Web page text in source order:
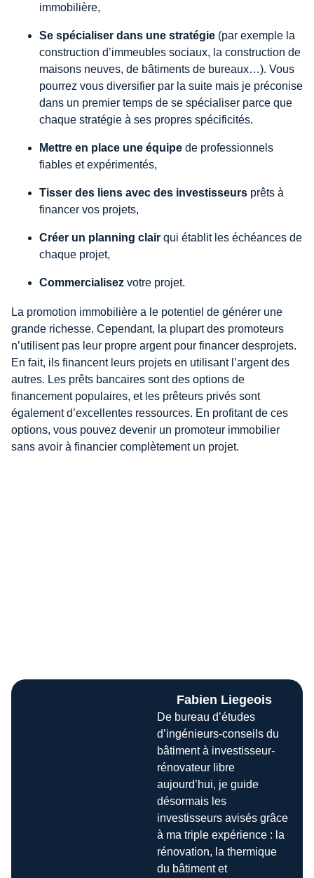
immobilière,
Se spécialiser dans une stratégie (par exemple la
construction d’immeubles sociaux, la construction de
maisons neuves, de bâtiments de bureaux…). Vous
pourrez vous diversifier par la suite mais je préconise
dans un premier temps de se spécialiser parce que
chaque stratégie à ses propres spécificités.
Mettre en place une équipe de professionnels
fiables et expérimentés,
Tisser des liens avec des investisseurs prêts à
financer vos projets,
Créer un planning clair qui établit les échéances de
chaque projet,
Commercialisez votre projet.
La promotion immobilière a le potentiel de générer une
grande richesse. Cependant, la plupart des promoteurs
n’utilisent pas leur propre argent pour financer desprojets.
En fait, ils financent leurs projets en utilisant l’argent des
autres. Les prêts bancaires sont des options de
financement populaires, et les prêteurs privés sont
également d’excellentes ressources. En profitant de ces
options, vous pouvez devenir un promoteur immobilier
sans avoir à financier complètement un projet.
Fabien Liegeois
De bureau d’études
d’ingénieurs-conseils du
bâtiment à investisseur-
rénovateur libre
aujourd’hui, je guide
désormais les
investisseurs avisés grâce
à ma triple expérience : la
rénovation, la thermique
du bâtiment et